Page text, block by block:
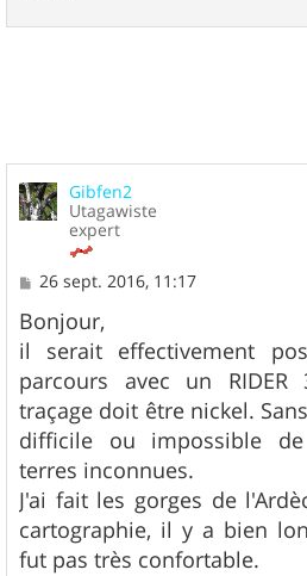
Gibfen2
Utagawiste
expert
M
s
s
g
e
26 sept. 2016, 11:17
Bonjour,
il serait effectivement
parcours avec un
traçage doit être nickel.
difficile ou impossible
terres inconnues.
J'ai fait les gorges de
cartographie, il y a bien
fut pas très confortable.